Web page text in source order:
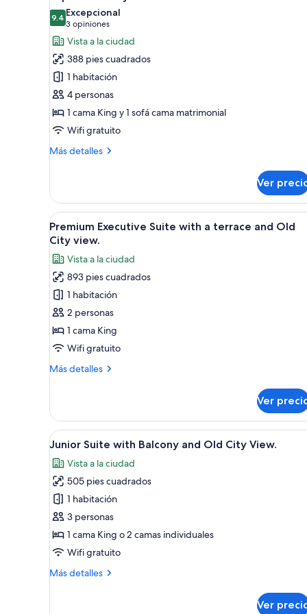
View
todas
las
fotos
de
Superior
Family
room
9.49.4 de 10
Excepcional
3 opiniones
(3
opiniones)
Vista a la ciudad
388 pies cuadrados
1 habitación
4 personas
1 cama King y 1 sofá cama matrimonial
Wifi gratuito
Más detalles
Más
Family
room
Ver
Abrir
todas
las
fotos
de
Premium
Executive
Suite
with
terrace
City
view.
Un balcón con vista a una
7
Premium Executive Suite with a terrace and Old
City view.
Vista a la ciudad
893 pies cuadrados
1 habitación
2 personas
1 cama King
Wifi gratuito
Más detalles
Más
Executive
Suite
with
terrace
and
Old
City
view.
Ver
Abrir
todas
las
fotos
de
Junior
Suite
with
Balcony
and
Junior Suite with Balcony
5
Junior Suite with Balcony and Old City View.
Vista a la ciudad
505 pies cuadrados
1 habitación
3 personas
1 cama King o 2 camas individuales
Wifi gratuito
Más detalles
Más
Ver